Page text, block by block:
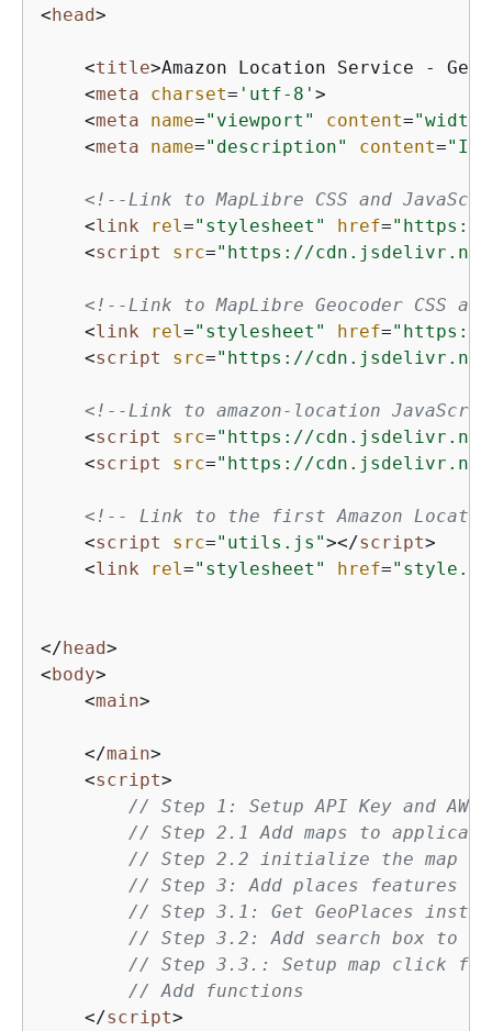
<head>
<title>Amazon Location Service -
<meta charset= 'utf-8' >
<meta name="viewport" content=
<meta name="description" content=
<!--Link to MapLibre CSS and
<link rel="stylesheet" href="https://
<script src="https://cdn.jsdelivr.net/
<!--Link to MapLibre Geocoder CSS
<link rel="stylesheet" href="https://
<script src="https://cdn.jsdelivr.net/
<!--Link to amazon-location
<script src="https://cdn.jsdelivr.net/
<script src="https://cdn.jsdelivr.net/
<!-- Link to the first Amazon
<script src="utils.js"></script>
<link rel="stylesheet" href=
</head>
<body>
<main>
</main>
<script>
// Step 1: Setup API Key and
// Step 2.1 Add maps to
// Step 2.2 initialize the map
// Step 3: Add places features
// Step 3.1: Get GeoPlaces
// Step 3.2: Add search box to
// Step 3.3.: Setup map click
// Add functions
</script>